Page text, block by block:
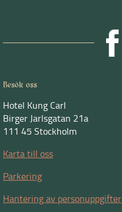
Besök oss
Hotel Kung Carl
Birger Jarlsgatan 21a
111 45 Stockholm
Karta till oss
Parkering
Hantering av personuppgifter